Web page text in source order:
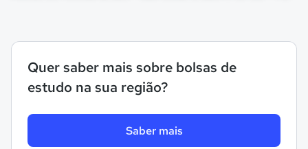
Quer saber mais sobre bolsas de
estudo na sua região?
Saber mais